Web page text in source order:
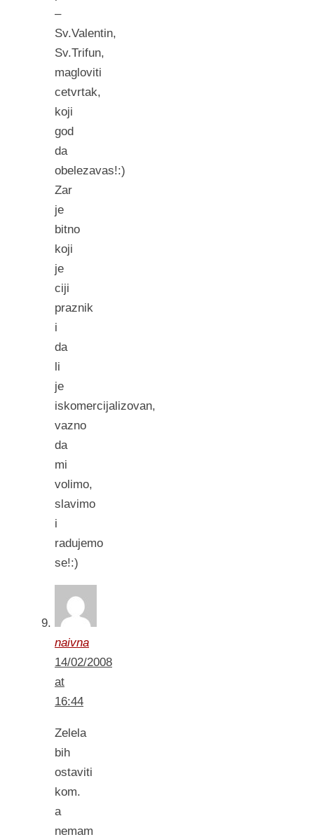
–
Sv.Valentin,
Sv.Trifun,
magloviti
cetvrtak,
koji
god
da
obelezavas!:)
Zar
je
bitno
koji
je
ciji
praznik
i
da
li
je
iskomercijalizovan,
vazno
da
mi
volimo,
slavimo
i
radujemo
se!:)
naivna
14/02/2008
at
16:44
Zelela
bih
ostaviti
kom.
a
nemam